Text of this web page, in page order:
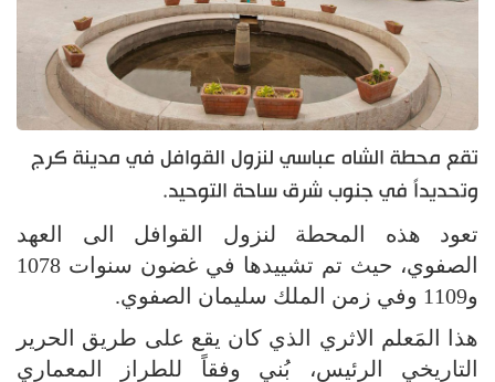
تقع محطة الشاه عباسي لنزول القوافل في مدينة كرج
وتحديداً في جنوب شرق ساحة التوحيد.
تعود هذه المحطة لنزول القوافل الى العهد
الصفوي، حيث تم تشييدها في غضون سنوات 1078
و1109 وفي زمن الملك سليمان الصفوي.
هذا المَعلم الاثري الذي كان يقع على طريق الحرير
التاريخي الرئيس، بُني وفقاً للطراز المعماري